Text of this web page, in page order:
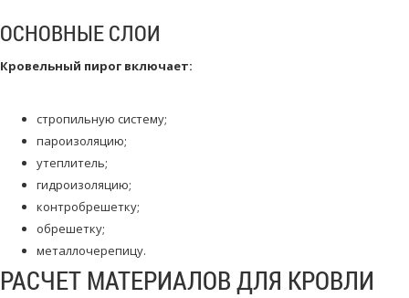
ОСНОВНЫЕ СЛОИ
Кровельный пирог включает:
стропильную систему;
пароизоляцию;
утеплитель;
гидроизоляцию;
контробрешетку;
обрешетку;
металлочерепицу.
РАСЧЕТ МАТЕРИАЛОВ ДЛЯ КРОВЛИ